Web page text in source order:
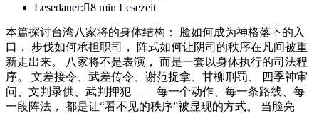
Lesedauer:
8 min Lesezeit
本篇探讨台湾八家将的身体结构： 脸如何成为神格落下的入
口， 步伐如何承担职司， 阵式如何让阴司的秩序在凡间被重
新走出来。 八家将不是表演， 而是一套以身体执行的司法程
序。 文差接令、武差传令、谢范捉拿、甘柳刑罚、 四季神审
问、文判录供、武判押犯—— 每一个动作、每一条路线、每
一段阵法， 都是让“看不见的秩序”被显现的方式。 当脸亮